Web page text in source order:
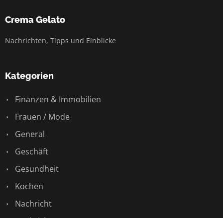
Crema Gelato
Nachrichten, Tipps und Einblicke
Kategorien
Finanzen & Immobilien
Frauen / Mode
General
Geschäft
Gesundheit
Kochen
Nachricht